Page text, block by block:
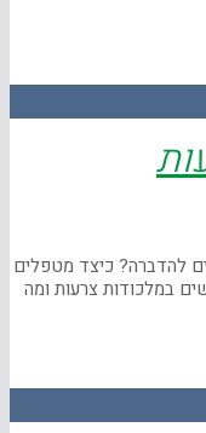
להדברה? כיצד מטפלים
במלכודות צרעות ומה